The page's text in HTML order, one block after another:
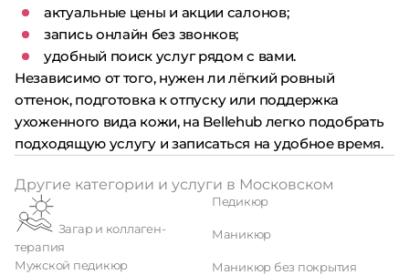
актуальные цены и акции салонов;
запись онлайн без звонков;
удобный поиск услуг рядом с вами.
Независимо от того, нужен ли лёгкий ровный
оттенок, подготовка к отпуску или поддержка
ухоженного вида кожи, на Bellehub легко подобрать
подходящую услугу и записаться на удобное время.
Другие категории и услуги в Московском
терапия
Мужской педикюр
Педикюр
Маникюр
Маникюр без покрытия